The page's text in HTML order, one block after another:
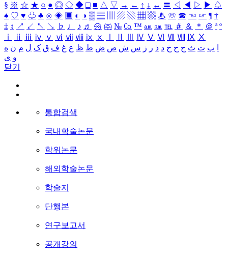
§ ※ ☆ ★ ○ ● ◎ ◇ ◆ □ ■ △ ▽ → ← ↑ ↓ ↔ 〓 ◁ ◀ ▷ ▶ ♤
♠ ♡ ♥ ♧ ♣ ⊙ ◈ ▣ ◐ ◑ ▒ ▤ ▨ ▧ ▦ ▩ ♨ ☏ ☎ ☜ ☞ ¶ †
‡ ↕ ↗ ↙ ↖ ↘ ♭ ♩ ♪ ♬ ㉿ ㈜ № ㏇ ™ ㏂ ㏘ ℡ ＃ ＆ ＊ ＠ ª º
ⅰ
ⅱ ⅲ ⅳ ⅴ ⅵ ⅶ ⅷ ⅸ ⅹ Ⅳ Ⅴ Ⅵ Ⅶ Ⅷ Ⅸ Ⅹ
ب ت ث ج ح خ د ذ ر ز س ش ص ض ط ظ ع غ ف ق ک ل م ن ه
و ی
닫기
통합검색
국내학술논문
학위논문
해외학술논문
학술지
단행본
연구보고서
공개강의